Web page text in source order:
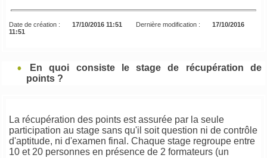
Date de création : 17/10/2016 11:51 Dernière modification :
17/10/2016
11:51
En quoi consiste le stage de récupération de
points ?
La récupération des points est assurée par la seule
participation au stage sans qu'il soit question ni de contrôle
d'aptitude, ni d'examen final. Chaque stage regroupe entre
10 et 20 personnes en présence de 2 formateurs (un